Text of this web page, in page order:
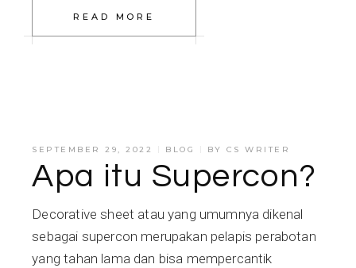
READ MORE
SEPTEMBER 29, 2022 BLOG BY CS WRITER
Apa itu Supercon?
Decorative sheet atau yang umumnya dikenal
sebagai supercon merupakan pelapis perabotan
yang tahan lama dan bisa mempercantik